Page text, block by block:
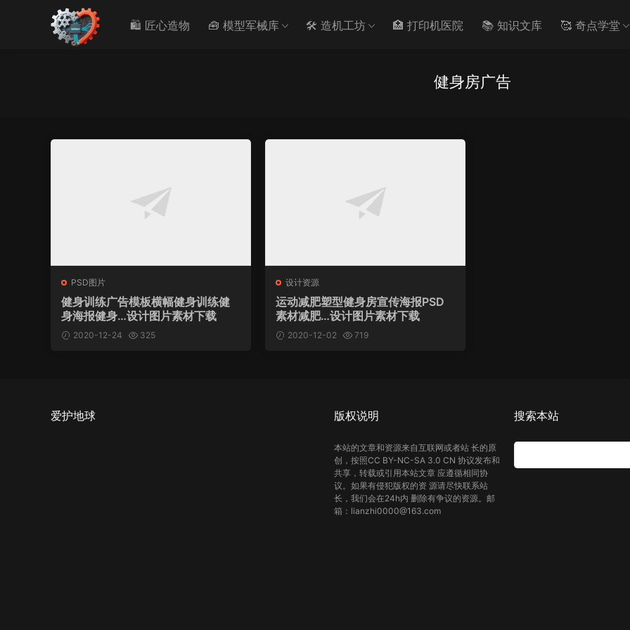
🛍️ 匠心造物 🧰 模型军械库 🛠️ 造机工坊 🏥 打印机医院 📚 知识文库 🥰 奇点学堂
健身房广告
PSD图片
健身训练广告模板横幅健身训练健
身海报健身…设计图片素材下载
2020-12-24 325
设计资源
运动减肥塑型健身房宣传海报PSD
素材减肥…设计图片素材下载
2020-12-02 719
爱护地球 版权说明
本站的文章和资源来自互联网或者站 长的原
创，按照CC BY-NC-SA 3.0 CN 协议发布和
共享，转载或引用本站文章 应遵循相同协
议。如果有侵犯版权的资 源请尽快联系站
长，我们会在24h内 删除有争议的资源。邮
箱：lianzhi0000@163.com
搜索本站